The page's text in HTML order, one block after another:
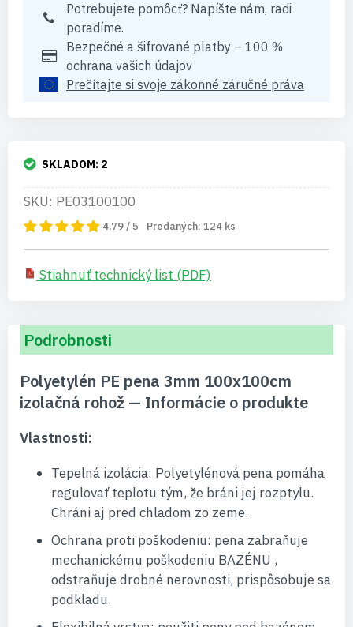
Potrebujete pomôcť? Napíšte nám, radi
poradíme.
Bezpečné a šifrované platby – 100 %
ochrana vašich údajov
Prečítajte si svoje zákonné záručné práva
SKLADOM: 2
SKU: PE03100100
4.79 / 5 Predaných: 124 ks
Stiahnuť technický list (PDF)
Podrobnosti
Polyetylén PE pena 3mm 100x100cm
izolačná rohož — Informácie o produkte
Vlastnosti:
Tepelná izolácia: Polyetylénová pena pomáha
regulovať teplotu tým, že bráni jej rozptylu.
Chráni aj pred chladom zo zeme.
Ochrana proti poškodeniu: pena zabraňuje
mechanickému poškodeniu BAZÉNU ,
odstraňuje drobné nerovnosti, prispôsobuje sa
podkladu.